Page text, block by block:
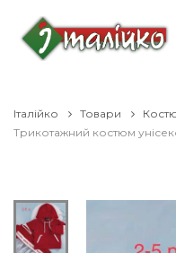
Італійко Товари
Трикотажний костюм